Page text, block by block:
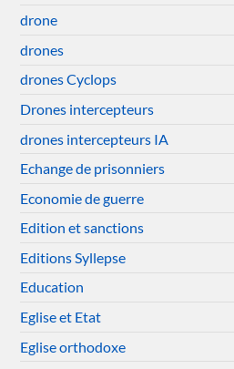
drone
drones
drones Cyclops
Drones intercepteurs
drones intercepteurs IA
Echange de prisonniers
Economie de guerre
Edition et sanctions
Editions Syllepse
Education
Eglise et Etat
Eglise orthodoxe